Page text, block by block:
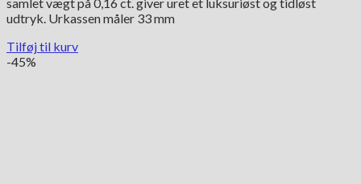
samlet vægt på 0,16 ct. giver uret et luksuriøst og tidløst
udtryk. Urkassen måler 33 mm
Tilføj til kurv
-45%